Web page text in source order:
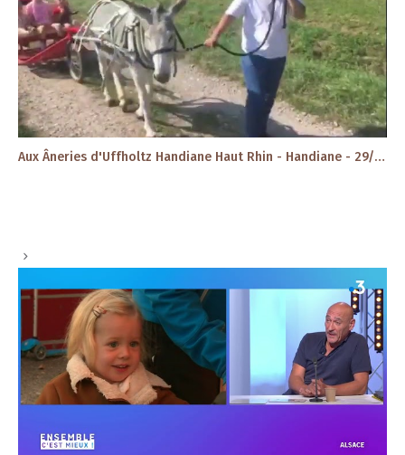
Aux Âneries d'Uffholtz Handiane Haut Rhin - Handiane - 29/08/2019